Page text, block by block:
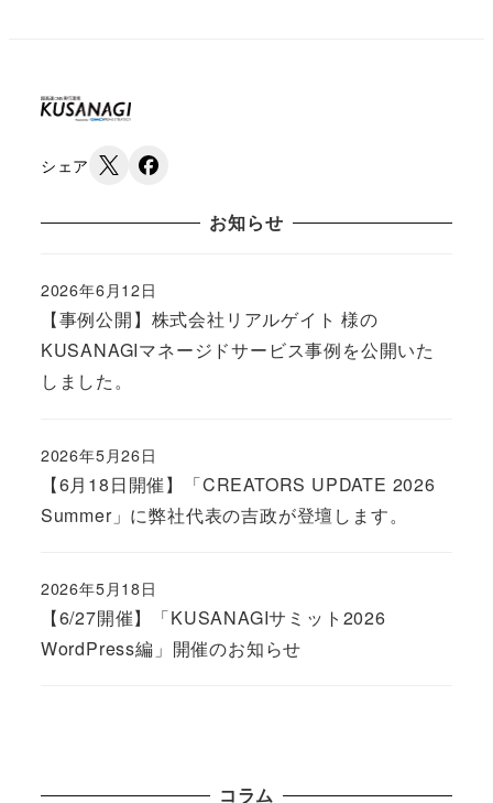
シェア
お知らせ
【事例公開】株式会社リアルゲイト 様の
KUSANAGIマネージドサービス事例を公開いた
しました。
Published
2026年6月12日
【6月18日開催】「CREATORS UPDATE 2026
Summer」に弊社代表の吉政が登壇します。
Published
2026年5月26日
【6/27開催】「KUSANAGIサミット2026
WordPress編」開催のお知らせ
Published
2026年5月18日
コラム